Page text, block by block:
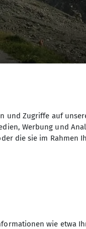
und Zugriffe auf
Werbung und
die sie im Rahmen
wie etwa